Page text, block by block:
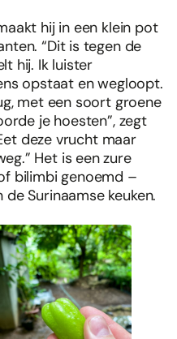
hij in een klein pot
“Dit is tegen de
hij. Ik luister
opstaat en wegloopt.
met een soort groene
je hoesten”, zegt
deze vrucht maar
Het is een zure
bilimbi genoemd –
Surinaamse keuken.